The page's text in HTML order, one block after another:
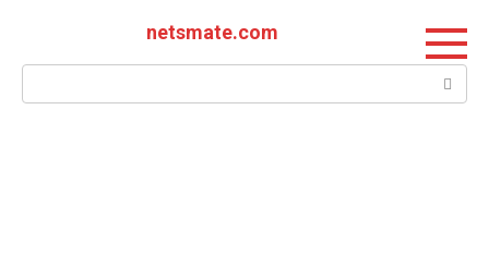
netsmate.com
Поиск: